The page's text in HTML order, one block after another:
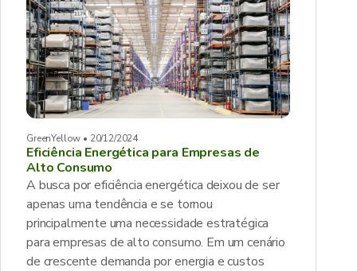
GreenYellow • 20/12/2024
Eficiência Energética para Empresas de
Alto Consumo
A busca por eficiência energética deixou de ser
apenas uma tendência e se tornou
principalmente uma necessidade estratégica
para empresas de alto consumo. Em um cenário
de crescente demanda por energia e custos